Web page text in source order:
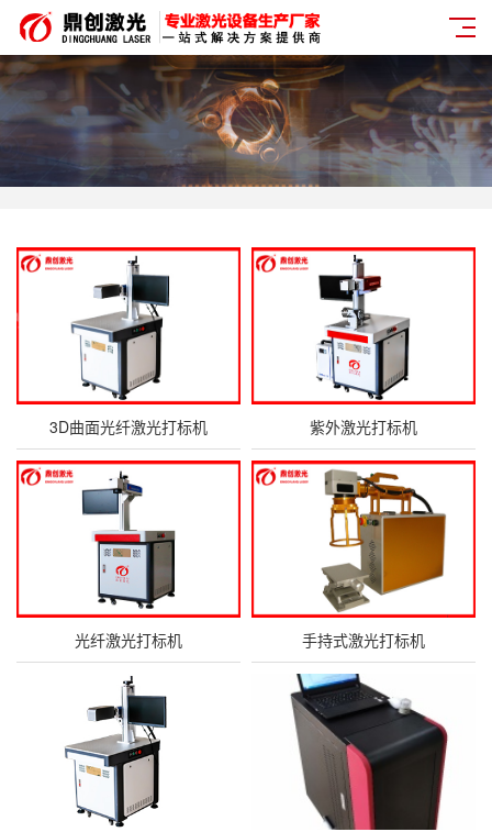
3D曲面光纤激光打标机 紫外激光打标机
光纤激光打标机 手持式激光打标机